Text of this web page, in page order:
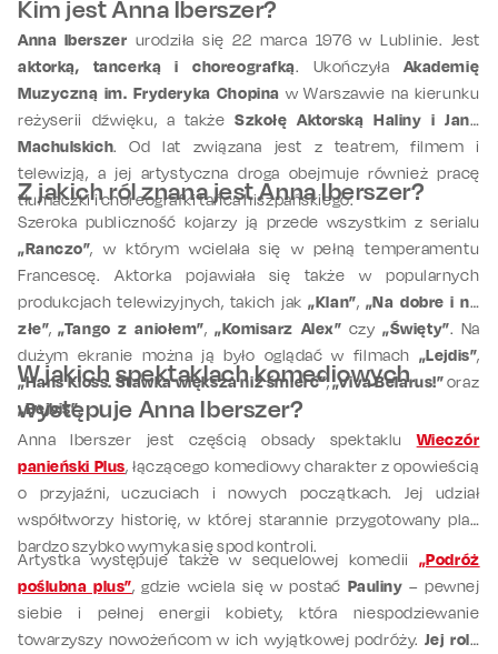
Kim jest Anna Iberszer?
Anna Iberszer urodziła się 22 marca 1976 w Lublinie. Jest
aktorką, tancerką i choreografką. Ukończyła Akademię
Muzyczną im. Fryderyka Chopina w Warszawie na kierunku
reżyserii dźwięku, a takżeSzkołę Aktorską Haliny i Jana
Machulskich. Od lat związana jest z teatrem, filmem i
telewizją, a jej artystyczna droga obejmuje również pracę
tłumaczki i choreografki tańca hiszpańskiego.
Z jakich ról znana jest Anna Iberszer?
Szeroka publiczność kojarzy ją przede wszystkim z serialu
„Ranczo”, w którym wcielała się w pełną temperamentu
Francescę. Aktorka pojawiała się także w popularnych
produkcjach telewizyjnych, takich jak„Klan”, „Na dobre i na
złe”,„Tango z aniołem”, „Komisarz Alex” czy„Święty”. Na
dużym ekranie można ją było oglądać w filmach „Lejdis”,
„Hans Kloss. Stawka większa niż śmierć”,„Viva Belarus!”oraz
„Bejbis”.
W jakich spektaklach komediowych
występuje Anna Iberszer?
Anna Iberszer jest częścią obsady spektakluWieczór
panieński Plus, łączącego komediowy charakter z opowieścią
o przyjaźni, uczuciach i nowych początkach. Jej udział
współtworzy historię, w której starannie przygotowany plan
bardzo szybko wymyka się spod kontroli.
Artystka występuje także w sequelowej komedii „Podróż
poślubna plus”, gdzie wciela się w postać Pauliny – pewnej
siebie i pełnej energii kobiety, która niespodziewanie
towarzyszy nowożeńcom w ich wyjątkowej podróży. Jej rola